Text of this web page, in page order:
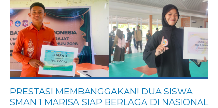
PRESTASI MEMBANGGAKAN! DUA SISWA
SMAN 1 MARISA SIAP BERLAGA DI NASIONAL